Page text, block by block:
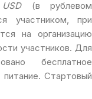
(в рублевом
участником, при
на организацию
участников. Для
бесплатное
Стартовый